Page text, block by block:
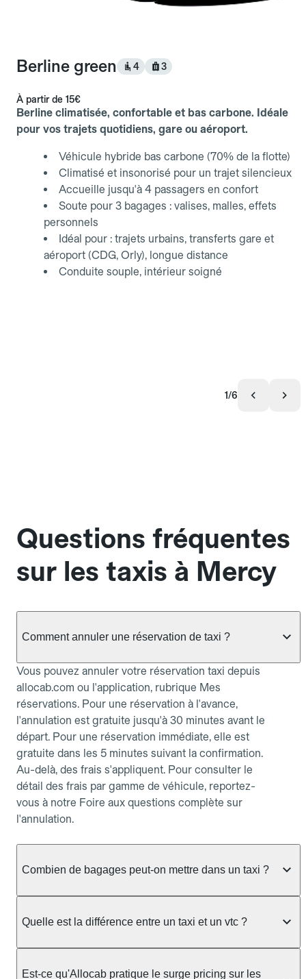
Berline green 4 3
À partir de 15€
Berline climatisée, confortable et bas carbone. Idéale
pour vos trajets quotidiens, gare ou aéroport.
Véhicule hybride bas carbone (70% de la flotte)
Climatisé et insonorisé pour un trajet silencieux
Accueille jusqu'à 4 passagers en confort
Soute pour 3 bagages : valises, malles, effets
personnels
Idéal pour : trajets urbains, transferts gare et
aéroport (CDG, Orly), longue distance
Conduite souple, intérieur soigné
1/6
Questions fréquentes
sur les taxis à Mercy
Comment annuler une réservation de taxi ?
Vous pouvez annuler votre réservation taxi depuis
allocab.com ou l'application, rubrique Mes
réservations. Pour une réservation à l'avance,
l'annulation est gratuite jusqu'à 30 minutes avant le
départ. Pour une réservation immédiate, elle est
gratuite dans les 5 minutes suivant la confirmation.
Au-delà, des frais s'appliquent. Pour consulter le
détail des frais par gamme de véhicule, reportez-
vous à notre Foire aux questions complète sur
l'annulation.
Combien de bagages peut-on mettre dans un taxi ?
taxi berline accueille en général jusqu'à 3 bagages
ou nombreux, précisez-le dans le champ "Message
au chauffeur" lors de la réservation. Le prix n'est
Quelle est la différence entre un taxi et un vtc ?
prendre en charge directement dans la rue, à une
Est-ce qu'Allocab pratique le surge pricing sur les